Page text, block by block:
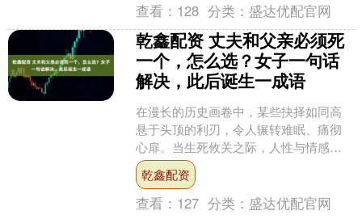
查看： 128 分类： 盛达优配官网
乾鑫配资 丈夫和父亲必须死
一个，怎么选？女子一句话
解决，此后诞生一成语
在漫长的历史画卷中，某些抉择如同高
悬于头顶的利刃，令人辗转难眠、痛彻
心扉。当生死攸关之际，人性与情感的
激烈碰撞，往往能迸发出震撼人心的光
芒。那么，当一位女子必须....
乾鑫配资
查看： 127 分类： 盛达优配官网